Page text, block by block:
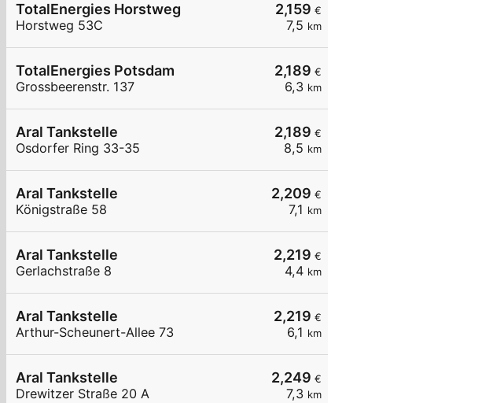
2,159 €
7,5 km
TotalEnergies Horstweg
Horstweg 53C
2,189 €
6,3 km
TotalEnergies Potsdam
Grossbeerenstr. 137
2,189 €
8,5 km
Aral Tankstelle
Osdorfer Ring 33-35
2,209 €
7,1 km
Aral Tankstelle
Königstraße 58
2,219 €
4,4 km
Aral Tankstelle
Gerlachstraße 8
2,219 €
6,1 km
Aral Tankstelle
Arthur-Scheunert-Allee 73
2,249 €
7,3 km
Aral Tankstelle
Drewitzer Straße 20 A